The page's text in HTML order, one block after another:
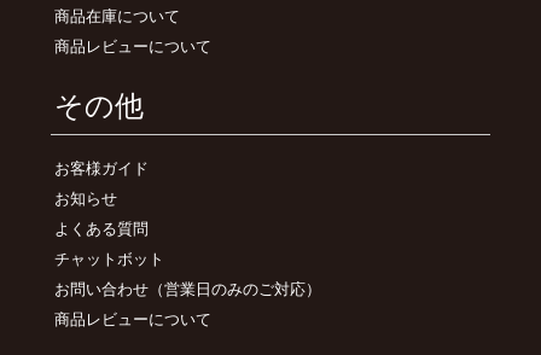
商品在庫について
商品レビューについて
その他
お客様ガイド
お知らせ
よくある質問
チャットボット
お問い合わせ （営業日のみのご対応）
商品レビューについて